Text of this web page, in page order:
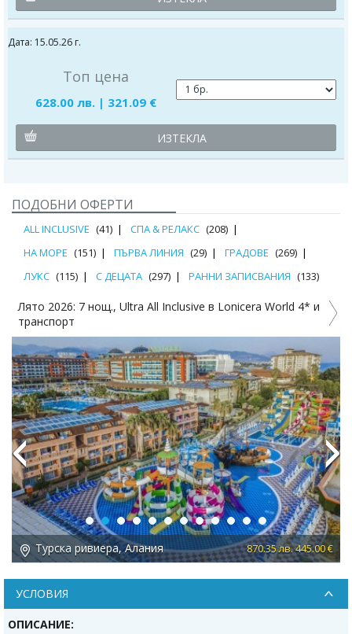
Датa: 15.05.26 г.
Топ цена
628.00 лв. | 321.09 €
ИЗТЕКЛА
ПОДОБНИ ОФЕРТИ
ALL INCLUSIVE (41) СПА & РЕЛАКС (208)
НА МОРЕ (151) ПЪРВА ЛИНИЯ (29) ГРАДОВЕ (269)
ЛУКС (115) С ДЕЦАТА (297) РАННИ ЗАПИСВАНИЯ (133)
€
Ultra all inclusive лято на морският бряг в PERRE DELTA
RESORT & SPA 5* и транспорт!
Турска ривиера, Алания 663.03 лв. 339.00 €
Previous Next
УСЛОВИЯ
ОПИСАНИЕ: